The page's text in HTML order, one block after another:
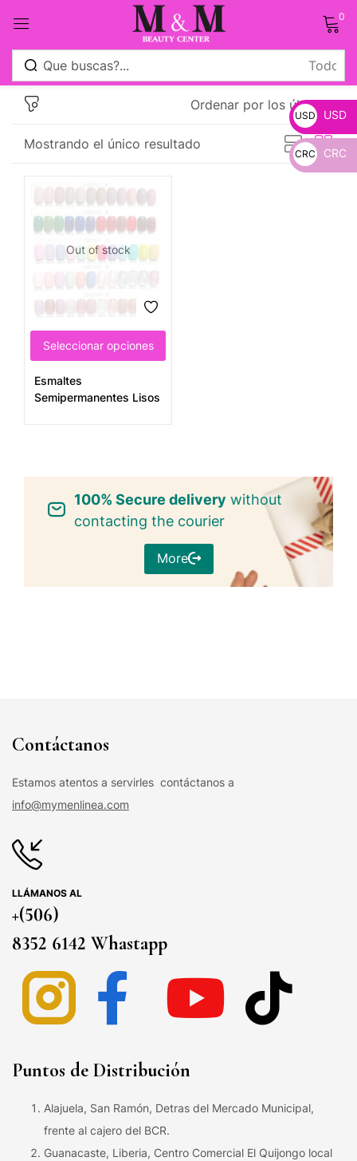
0
Mostrando el único resultado
Ordenar por los últimos
Out of stock
Seleccionar opciones
Esmaltes
Semipermanentes Lisos
100% Secure delivery without
contacting the courier
More
Contáctanos
Estamos atentos a servirles contáctanos a
info@mymenlinea.com
LLÁMANOS AL
+(506)
8352 6142 Whastapp
Puntos de Distribución
Alajuela, San Ramón, Detras del Mercado Municipal,
frente al cajero del BCR.
Guanacaste, Liberia, Centro Comercial El Quijongo local
USD
_
USD
CRC CRC
Sign in
Remember me
Crear una cuenta